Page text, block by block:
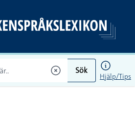
Sök
Hjälp/Tips